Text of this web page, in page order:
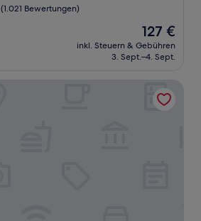
(1.021 Bewertungen)
Der
Preis
beträgt
127 €
inkl. Steuern & Gebühren
3. Sept.–4. Sept.